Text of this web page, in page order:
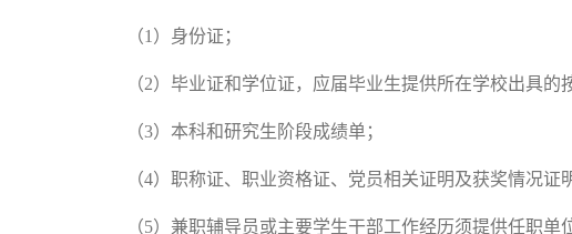
（1）身份证；
（2）毕业证和学位证，应届毕业生提供所在学校出具的
（3）本科和研究生阶段成绩单；
（4）职称证、职业资格证、党员相关证明及获奖情况证
（5）兼职辅导员或主要学生干部工作经历须提供任职单